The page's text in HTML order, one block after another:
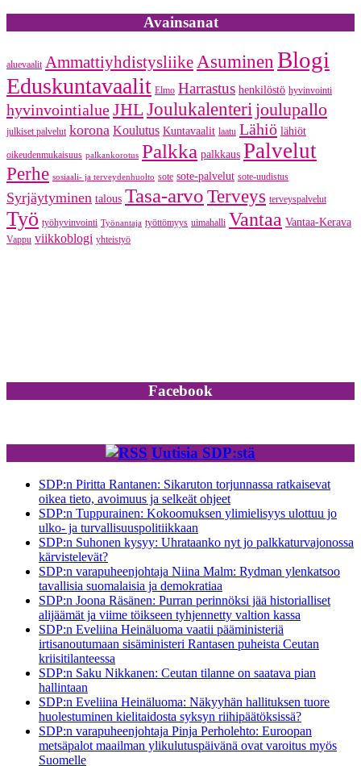
Avainsanat
aluevaalit AmmattiyhdistysliikeAsuminen Blogi
Eduskuntavaalit Elmo Harrastus henkilöstö hyvinvointi
hyvinvointialueJHLJoulukalenterijoulupallo
julkiset palvelut korona Koulutus Kuntavaalit laatu Lähiö lähiöt
oikeudenmukaisuus palkankorotus Palkka palkkaus Palvelut
Perhe sosiaali- ja terveydenhuolto sote sote-palvelut sote-uudistus
Syrjäytyminen talous Tasa-arvo Terveys terveyspalvelut
Työ työhyvinvointi Työnantaja työttömyys uimahalli Vantaa Vantaa-Kerava
Vappu viikkoblogi yhteistyö
Facebook
Uutisia SDP:stä
SDP:n Piritta Rantanen: Sikaruton torjunnassa ratkaisevat
oikea tieto, avoimuus ja selkeät ohjeet
SDP:n Tuppurainen: Kokoomuksen ylimielisyys ulottuu jo
ulko- ja turvallisuuspolitiikkaan
SDP:n Suhonen kysyy: Uhrataanko nyt jo palkkaturvajonossa
kärvistelevät?
SDP:n varapuheenjohtaja Niina Malm: Rydman ylenkatsoo
tavallisia suomalaisia ja demokratiaa
SDP:n Joona Räsänen: Purran perinnöksi jää historialliset
alijäämät ja viime töikseen tyhjennetty valtion kassa
SDP:n Eveliina Heinäluoma vaatii pääministeriä
irtisanoutumaan sisäministeri Rantasen puheista Ceutan
kriisitilanteessa
SDP:n Saku Nikkanen: Ceutan tilanne on saatava pian
hallintaan
SDP:n Eveliina Heinäluoma: Näkyyhän hallituksen tuore
huolestuminen kielitaidosta syksyn riihipäätöksissä?
SDP:n varapuheenjohtaja Pinja Perholehto: Euroopan
metsäpalot maailman ylikulutuspäivänä ovat varoitus myös
Suomelle